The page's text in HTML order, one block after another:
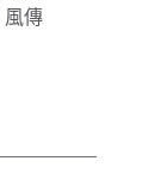
風傳